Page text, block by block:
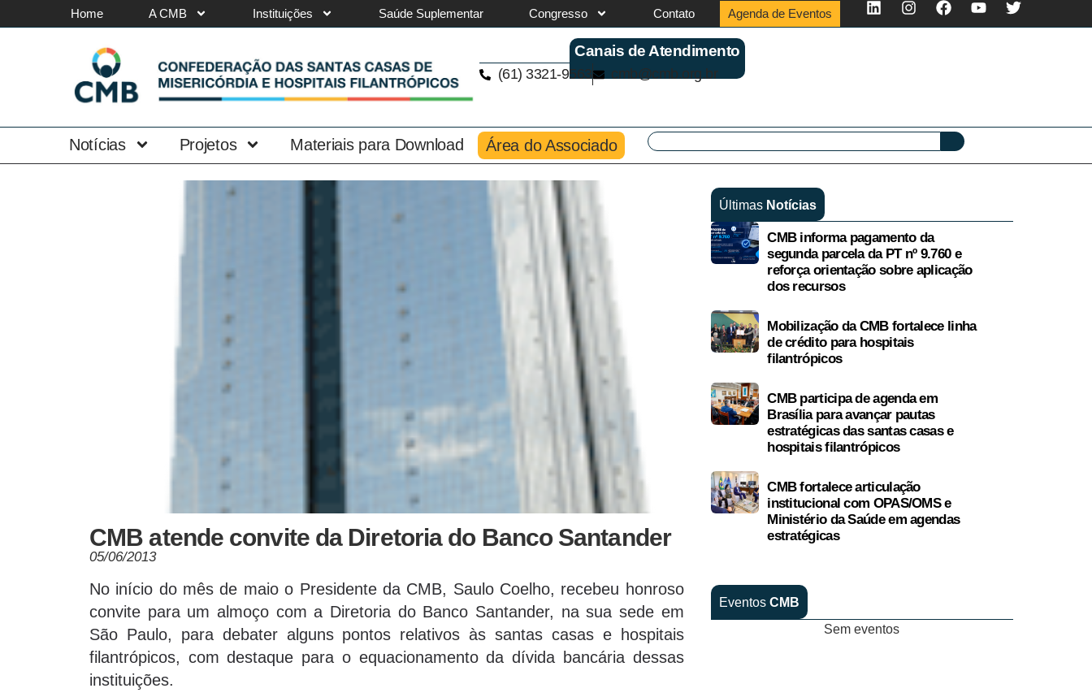
Home A CMB Instituições Saúde Suplementar Congresso Contato Agenda de Eventos
Canais de Atendimento
(61) 3321-9563 cmb@cmb.org.br
Notícias Projetos Materiais para Download Área do Associado
CMB atende convite da Diretoria do Banco Santander
05/06/2013
No início do mês de maio o Presidente da CMB, Saulo Coelho, recebeu honroso
convite para um almoço com a Diretoria do Banco Santander, na sua sede em
São Paulo, para debater alguns pontos relativos às santas casas e hospitais
filantrópicos, com destaque para o equacionamento da dívida bancária dessas
instituições.
Últimas Notícias
CMB informa pagamento da
segunda parcela da PT nº 9.760 e
reforça orientação sobre aplicação
dos recursos
Mobilização da CMB fortalece linha
de crédito para hospitais
filantrópicos
CMB participa de agenda em
Brasília para avançar pautas
estratégicas das santas casas e
hospitais filantrópicos
CMB fortalece articulação
institucional com OPAS/OMS e
Ministério da Saúde em agendas
estratégicas
Eventos CMB
Sem eventos